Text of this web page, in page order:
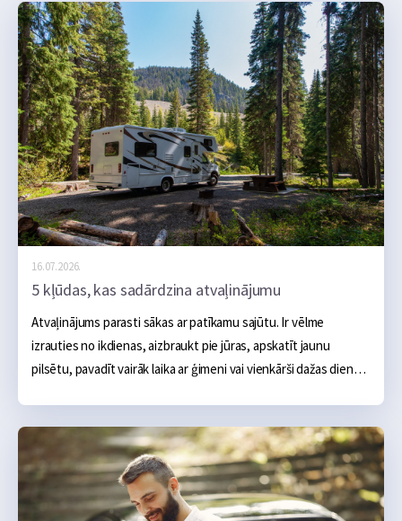
16.07.2026.
5 kļūdas, kas sadārdzina atvaļinājumu
Atvaļinājums parasti sākas ar patīkamu sajūtu. Ir vēlme
izrauties no ikdienas, aizbraukt pie jūras, apskatīt jaunu
pilsētu, pavadīt vairāk laika ar ģimeni vai vienkārši dažas dienas
praksē atvaļinājums bieži kļūst dārgāks nevis viena liela tēriņa
dēļ, bet vairāku mazu kļūdu dēļ, kas sakrājas kopā.